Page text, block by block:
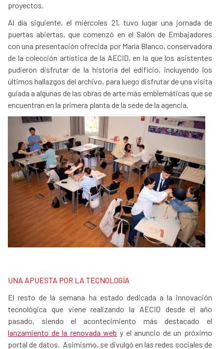
proyectos.
Al día siguiente, el miércoles 21, tuvo lugar una jornada de
puertas abiertas, que comenzó en el Salón de Embajadores
con una presentación ofrecida por María Blanco, conservadora
de la colección artística de la AECID, en la que los asistentes
pudieron disfrutar de la historia del edificio, incluyendo los
últimos hallazgos del archivo, para luego disfrutar de una visita
guiada a algunas de las obras de arte más emblemáticas que se
encuentran en la primera planta de la sede de la agencia.
UNA APUESTA POR LA TECNOLOGÍA
El resto de la semana ha estado dedicada a la innovación
tecnológica que viene realizando la AECID desde el año
pasado, siendo el acontecimiento más destacado el
lanzamiento de la renovada web y el anuncio de un próximo
portal de datos. Asimismo, se divulgó en las redes sociales de